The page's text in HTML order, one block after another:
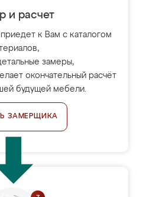
и расчет
к Вам с каталогом
замеры,
окончательный расчёт
будущей мебели.
ЗАМЕРЩИКА